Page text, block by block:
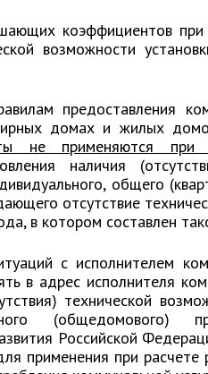
коэффициентов при
возможности
предоставления
домах и жилых
не применяются при
наличия
общего
отсутствие
в котором составлен
с исполнителем
в адрес исполнителя
технической
(общедомового)
Российской
применения при расчете